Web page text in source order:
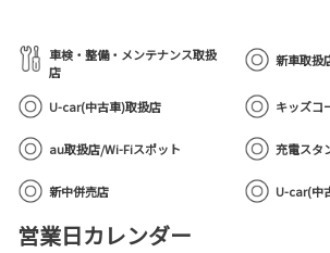
車検・整備・メンテナンス取扱
店
新車取扱
U-car(中古車)取扱店 キッズコ
au取扱店/Wi-Fiスポット 充電スタ
新中併売店 U-car(中
営業日カレンダー